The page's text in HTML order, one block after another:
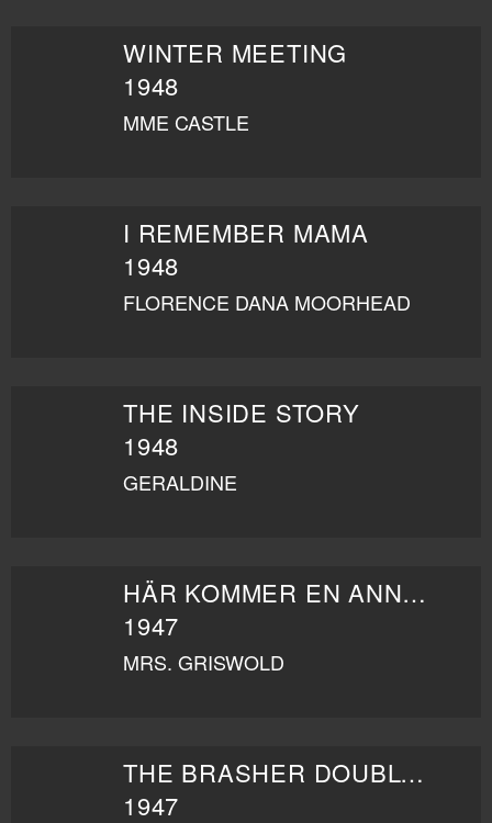
WINTER MEETING
1948
MME CASTLE
I REMEMBER MAMA
1948
FLORENCE DANA MOORHEAD
THE INSIDE STORY
1948
GERALDINE
HÄR KOMMER EN ANNAN
1947
MRS. GRISWOLD
THE BRASHER DOUBLOON
1947